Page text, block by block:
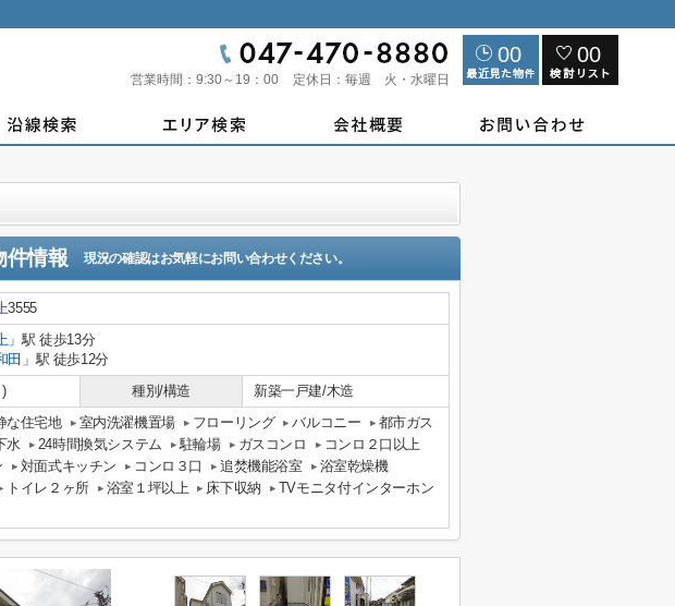
営業時間： 9:30～19：00 定休日： 毎週 火・水曜日
00 00
件情報 現況の確認はお気軽にお問い合わせください。
3555
」駅 徒歩13分
田 」駅 徒歩12分
種別/構造 新築一戸建/木造
な住宅地 室内洗濯機置場 フローリング バルコニー
都市ガス
水 24時間換気システム 駐輪場 ガスコンロ
コンロ２口以上
対面式キッチン コンロ３口 追焚機能浴室
浴室乾燥機
トイレ２ヶ所 浴室１坪以上 床下収納
TVモニタ付インターホン